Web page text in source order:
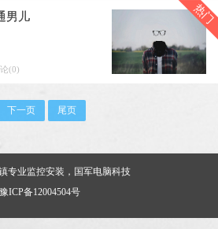
男儿
(0)
热门
下一页 尾页
专业监控安装，国军电脑科技
豫ICP备12004504号